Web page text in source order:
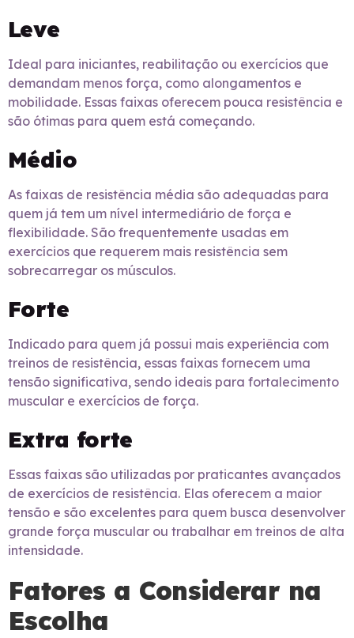
Leve
Ideal para iniciantes, reabilitação ou exercícios que
demandam menos força, como alongamentos e
mobilidade. Essas faixas oferecem pouca resistência e
são ótimas para quem está começando.
Médio
As faixas de resistência média são adequadas para
quem já tem um nível intermediário de força e
flexibilidade. São frequentemente usadas em
exercícios que requerem mais resistência sem
sobrecarregar os músculos.
Forte
Indicado para quem já possui mais experiência com
treinos de resistência, essas faixas fornecem uma
tensão significativa, sendo ideais para fortalecimento
muscular e exercícios de força.
Extra forte
Essas faixas são utilizadas por praticantes avançados
de exercícios de resistência. Elas oferecem a maior
tensão e são excelentes para quem busca desenvolver
grande força muscular ou trabalhar em treinos de alta
intensidade.
Fatores a Considerar na
Escolha